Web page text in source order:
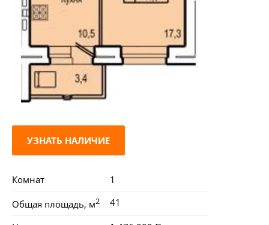
УЗНАТЬ НАЛИЧИЕ
Комнат 1
Общая площадь, м2 41